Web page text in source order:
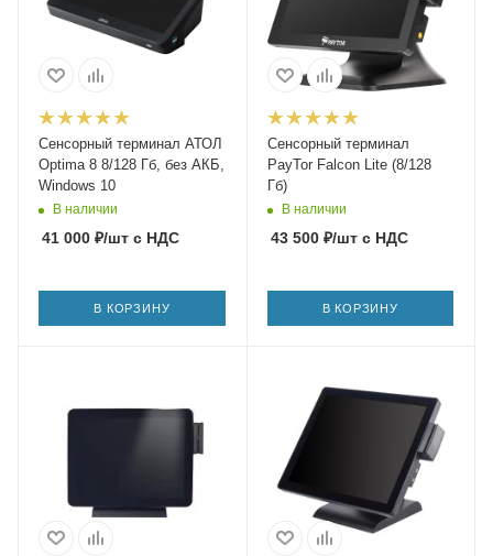
Сенсорный терминал АТОЛ
Optima 8 8/128 Гб, без АКБ,
Windows 10
В наличии
41 000 ₽/шт с НДС
В КОРЗИНУ
Сенсорный терминал
PayTor Falcon Lite (8/128
Гб)
В наличии
43 500₽/штс НДС
В КОРЗИНУ